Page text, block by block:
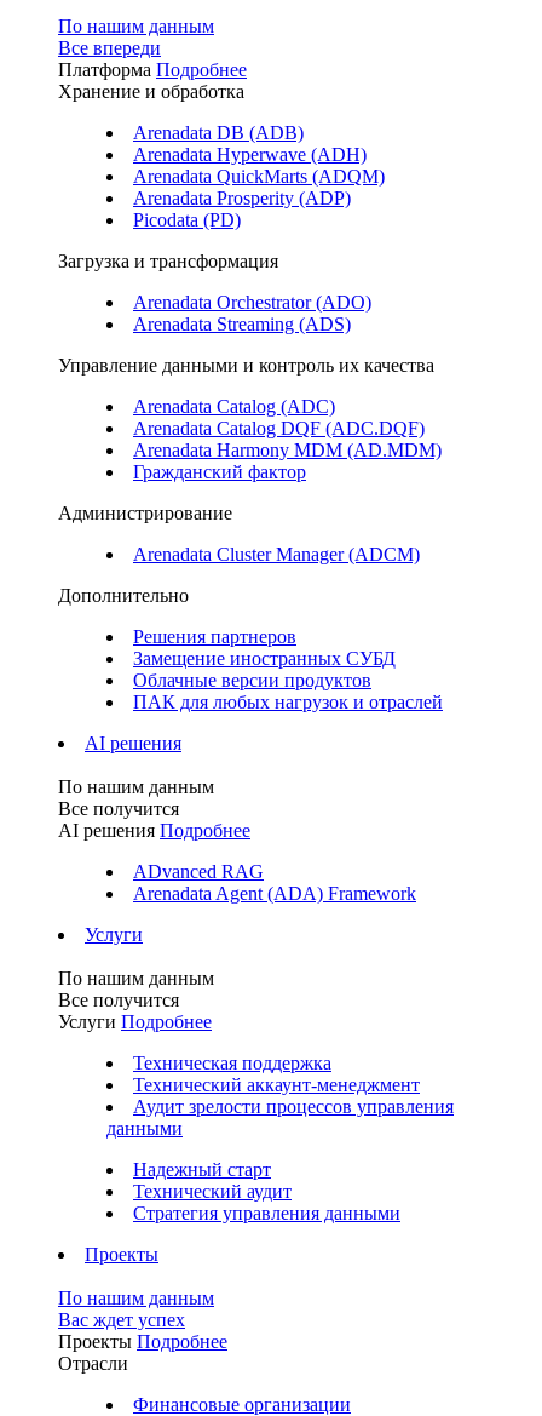
По нашим данным
Все впереди
Платформа Подробнее
Хранение и обработка
Arenadata DB (ADB)
Arenadata Hyperwave (ADH)
Arenadata QuickMarts (ADQM)
Arenadata Prosperity (ADP)
Picodata (PD)
Загрузка и трансформация
Arenadata Orchestrator (ADO)
Arenadata Streaming (ADS)
Управление данными и контроль их качества
Arenadata Catalog (ADC)
Arenadata Catalog DQF (ADС.DQF)
Arenadata Harmony MDM (AD.MDM)
Гражданский фактор
Администрирование
Arenadata Cluster Manager (ADCM)
Дополнительно
Решения партнеров
Замещение иностранных СУБД
Облачные версии продуктов
ПАК для любых нагрузок и отраслей
AI решения
По нашим данным
Все получится
AI решения Подробнее
ADvanced RAG
Arenadata Agent (ADA) Framework
Услуги
По нашим данным
Все получится
Услуги Подробнее
Техническая поддержка
Технический аккаунт-менеджмент
Аудит зрелости процессов управления
данными
Надежный старт
Технический аудит
Стратегия управления данными
Проекты
По нашим данным
Вас ждет успех
Проекты Подробнее
Отрасли
Финансовые организации